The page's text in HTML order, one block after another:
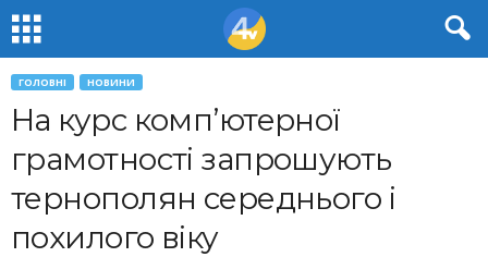
ГОЛОВНІ НОВИНИ
На курс комп’ютерної
грамотності запрошують
тернополян середнього і
похилого віку